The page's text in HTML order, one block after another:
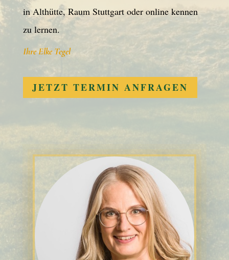
in Althütte, Raum Stuttgart oder online kennen
zu lernen.
Ihre Elke Tegel
JETZT TERMIN ANFRAGEN